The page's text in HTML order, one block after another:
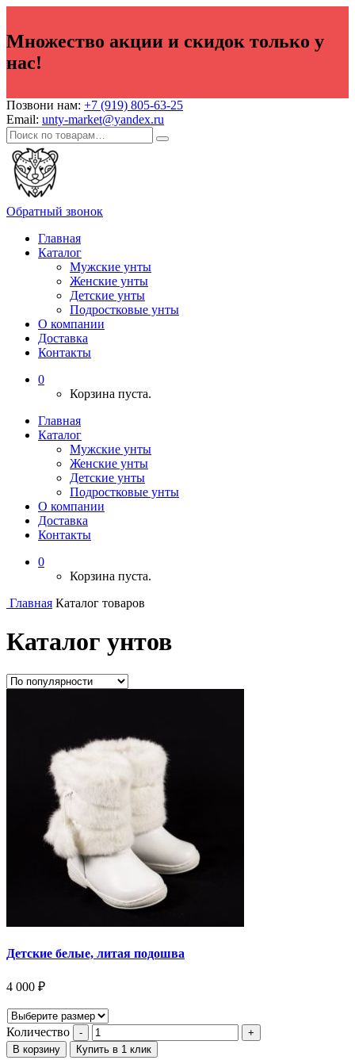
Множество акции и скидок только у
нас!
Позвони нам: +7 (919) 805-63-25
Email: unty-market@yandex.ru
Обратный звонок
Главная
Каталог
Мужские унты
Женские унты
Детские унты
Подростковые унты
О компании
Доставка
Контакты
0
Корзина пуста.
Главная
Каталог
Мужские унты
Женские унты
Детские унты
Подростковые унты
О компании
Доставка
Контакты
0
Корзина пуста.
Главная Каталог товаров
Каталог унтов
Детские белые, литая подошва
4 000 ₽
Количество
В корзину Купить в 1 клик